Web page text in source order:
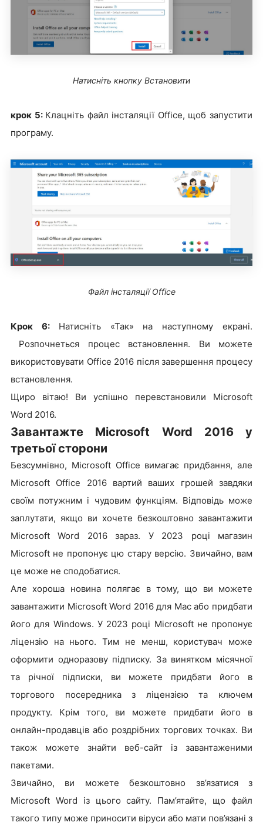
Натисніть кнопку Встановити
крок 5: Клацніть файл інсталяції Office, щоб запустити
програму.
Файл інсталяції Office
Крок 6: Натисніть «Так» на наступному екрані.
Розпочнеться процес встановлення. Ви можете
використовувати Office 2016 після завершення процесу
встановлення.
Щиро вітаю! Ви успішно перевстановили Microsoft
Word 2016.
Завантажте Microsoft Word 2016 у
третьої сторони
Безсумнівно, Microsoft Office вимагає придбання, але
Microsoft Office 2016 вартий ваших грошей завдяки
своїм потужним і чудовим функціям. Відповідь може
заплутати, якщо ви хочете безкоштовно завантажити
Microsoft Word 2016 зараз. У 2023 році магазин
Microsoft не пропонує цю стару версію. Звичайно, вам
це може не сподобатися.
Але хороша новина полягає в тому, що ви можете
завантажити Microsoft Word 2016 для Mac або придбати
його для Windows. У 2023 році Microsoft не пропонує
ліцензію на нього. Тим не менш, користувач може
оформити одноразову підписку. За винятком місячної
та річної підписки, ви можете придбати його в
торгового посередника з ліцензією та ключем
продукту. Крім того, ви можете придбати його в
онлайн-продавців або роздрібних торгових точках. Ви
також можете знайти веб-сайт із завантаженими
пакетами.
Звичайно, ви можете безкоштовно зв’язатися з
Microsoft Word із цього сайту. Пам’ятайте, що файл
такого типу може приносити віруси або мати пов’язані з